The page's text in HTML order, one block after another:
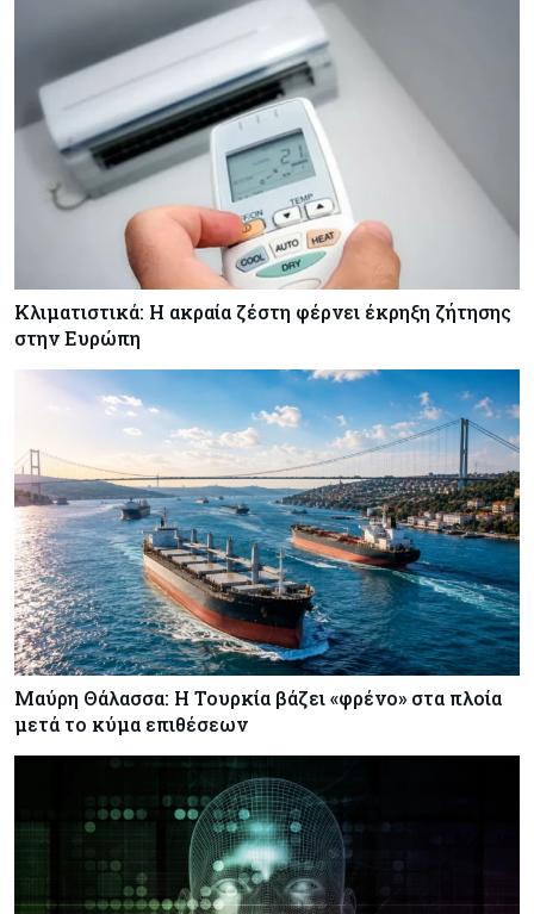
Κόσμος
Γιατί οι κεντρικές τράπεζες αφήνουν τις αγορές
να «παίξουν μπάλα»
Κλιματιστικά: Η ακραία ζέστη φέρνει έκρηξη ζήτησης
στην Ευρώπη
Μαύρη Θάλασσα: Η Τουρκία βάζει «φρένο» στα πλοία
μετά το κύμα επιθέσεων